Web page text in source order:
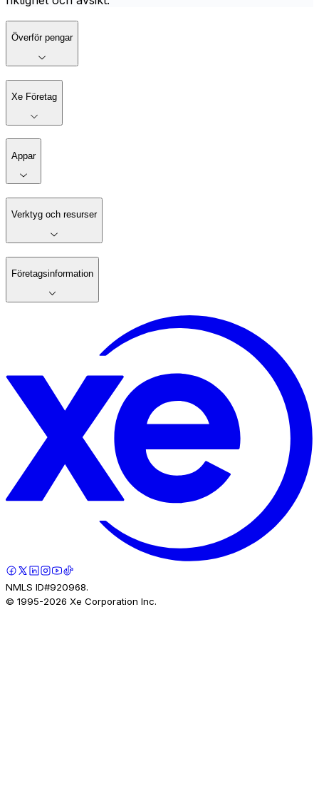
Överför pengar
Xe Företag
Appar
Verktyg och resurser
Företagsinformation
NMLS ID#920968.
© 1995-2026 Xe Corporation Inc.